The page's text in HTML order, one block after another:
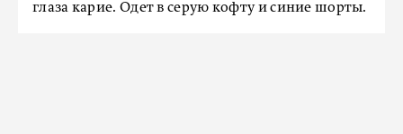
глаза карие. Одет в серую кофту и синие шорты.